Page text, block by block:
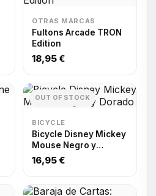
OTRAS MARCAS
Fultons Arcade TRON
Edition
18,95 €
OUT OF STOCK
BICYCLE
Bicycle Disney Mickey
Mouse Negro y
Dorado
16,95 €